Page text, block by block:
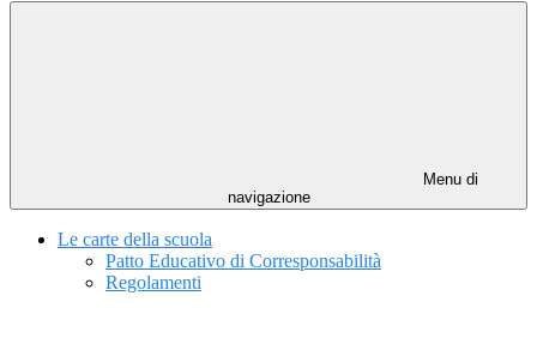
Menu di
navigazione
Le carte della scuola
Patto Educativo di Corresponsabilità
Regolamenti